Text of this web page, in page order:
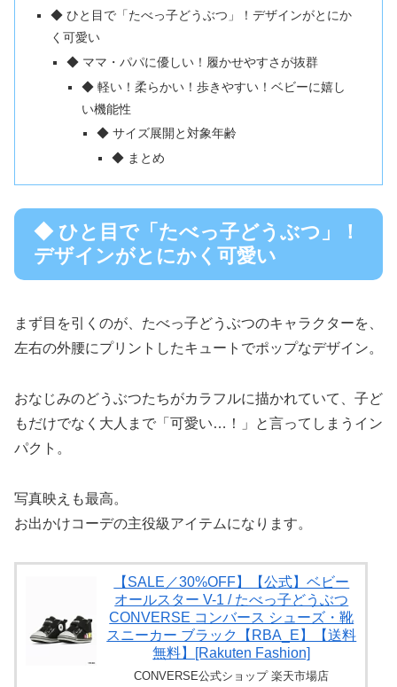
◆ ひと目で「たべっ子どうぶつ」！デザインがとにか
く可愛い
◆ ママ・パパに優しい！履かせやすさが抜群
◆ 軽い！柔らかい！歩きやすい！ベビーに嬉し
い機能性
◆ サイズ展開と対象年齢
◆ まとめ
◆ ひと目で「たべっ子どうぶつ」！
デザインがとにかく可愛い
まず目を引くのが、たべっ子どうぶつのキャラクターを、
左右の外腰にプリントしたキュートでポップなデザイン。
おなじみのどうぶつたちがカラフルに描かれていて、子ど
もだけでなく大人まで「可愛い…！」と言ってしまうイン
パクト。
写真映えも最高。
お出かけコーデの主役級アイテムになります。
【SALE／30%OFF】【公式】ベビー
オールスター V-1 / たべっ子どうぶつ
CONVERSE コンバース シューズ・靴
スニーカー ブラック【RBA_E】【送料
無料】[Rakuten Fashion]
CONVERSE公式ショップ 楽天市場店